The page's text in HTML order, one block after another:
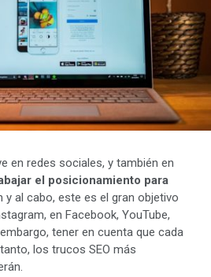
en redes sociales, y también en
el posicionamiento para
y al cabo, este es el gran objetivo
en Facebook, YouTube,
tener en cuenta que cada
los trucos SEO más